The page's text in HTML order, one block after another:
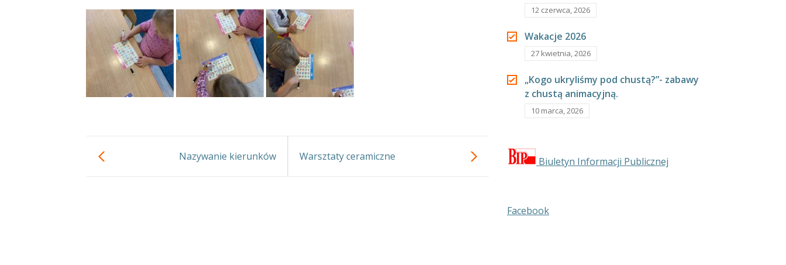
Nazywanie kierunków Warsztaty ceramiczne
12 czerwca, 2026
Wakacje 2026
27 kwietnia, 2026
„Kogo ukryliśmy pod chustą?”- zabawy
z chustą animacyjną.
10 marca, 2026
Biuletyn Informacji Publicznej
Facebook